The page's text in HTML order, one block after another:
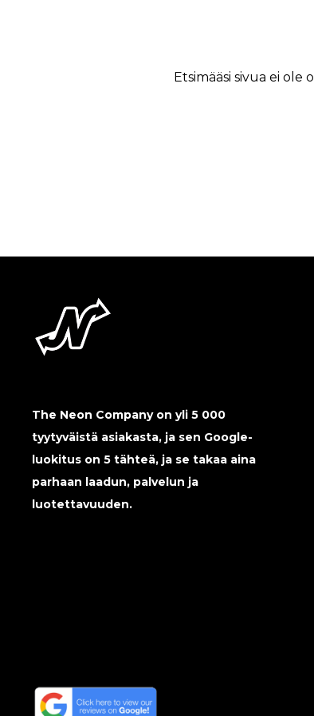
Etsimääsi sivua ei
The Neon Company on yli 5 000
tyytyväistä asiakasta, ja sen Google-
luokitus on 5 tähteä, ja se takaa aina
parhaan laadun, palvelun ja
luotettavuuden.